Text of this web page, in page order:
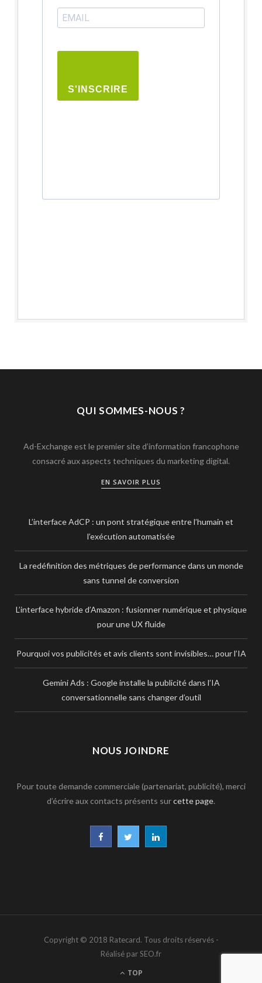
S'INSCRIRE
QUI SOMMES-NOUS ?
Ad-Exchange est le premier site d’information francophone
consacré aux aspects techniques du marketing digital.
EN SAVOIR PLUS
L’interface AdCP : un pont stratégique entre l’humain et
l’exécution automatisée
La redéfinition des métriques de performance dans un monde
sans tunnel de conversion
L’interface hybride d’Amazon : fusionner numérique et physique
pour une UX fluide
Pourquoi vos publicités et avis clients sont invisibles… pour l’IA
Gemini Ads : Google installe la publicité dans l’IA
conversationnelle sans changer d’outil
NOUS JOINDRE
Pour toute demande commerciale (partenariat, publicité), merci
d’écrire aux contacts présents surcette page.
F
o e
L
d
Copyright © 2018 Ratecard. Tous droits réservés -
Réalisé par SEO.fr
TOP